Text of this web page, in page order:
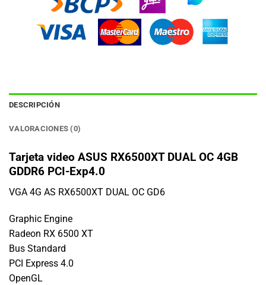
DESCRIPCIÓN
VALORACIONES (0)
Tarjeta video ASUS RX6500XT DUAL OC 4GB
GDDR6 PCI-Exp4.0
VGA 4G AS RX6500XT DUAL OC GD6
Graphic Engine
Radeon RX 6500 XT
Bus Standard
PCI Express 4.0
OpenGL